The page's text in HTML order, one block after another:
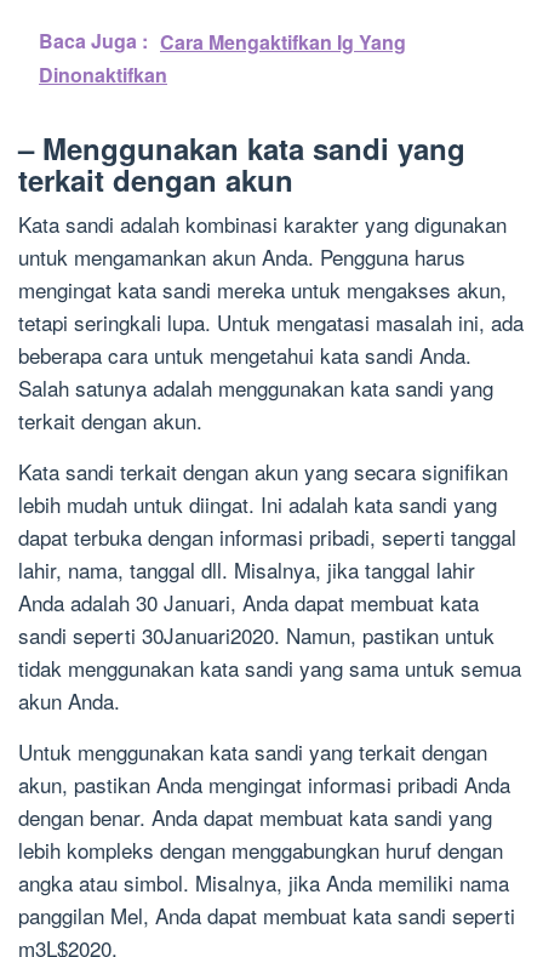
Baca Juga : Cara Mengaktifkan Ig Yang
Dinonaktifkan
– Menggunakan kata sandi yang
terkait dengan akun
Kata sandi adalah kombinasi karakter yang digunakan
untuk mengamankan akun Anda. Pengguna harus
mengingat kata sandi mereka untuk mengakses akun,
tetapi seringkali lupa. Untuk mengatasi masalah ini, ada
beberapa cara untuk mengetahui kata sandi Anda.
Salah satunya adalah menggunakan kata sandi yang
terkait dengan akun.
Kata sandi terkait dengan akun yang secara signifikan
lebih mudah untuk diingat. Ini adalah kata sandi yang
dapat terbuka dengan informasi pribadi, seperti tanggal
lahir, nama, tanggal dll. Misalnya, jika tanggal lahir
Anda adalah 30 Januari, Anda dapat membuat kata
sandi seperti 30Januari2020. Namun, pastikan untuk
tidak menggunakan kata sandi yang sama untuk semua
akun Anda.
Untuk menggunakan kata sandi yang terkait dengan
akun, pastikan Anda mengingat informasi pribadi Anda
dengan benar. Anda dapat membuat kata sandi yang
lebih kompleks dengan menggabungkan huruf dengan
angka atau simbol. Misalnya, jika Anda memiliki nama
panggilan Mel, Anda dapat membuat kata sandi seperti
m3L$2020.